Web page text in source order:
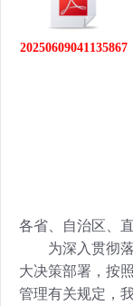
20250609041135867
各省、自治区、
为深入贯彻落
大决策部署，按
管理有关规定，